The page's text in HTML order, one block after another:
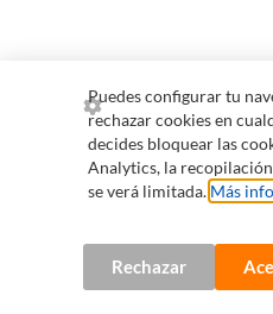
Puedes configurar tu
rechazar cookies en
decides bloquear las
Analytics, la
se verá limitada. Más
Rechazar